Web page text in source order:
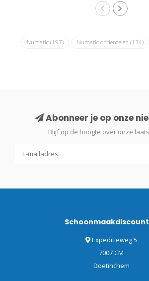
Numatic (197) Numatic onderdelen (134)
Abonneer je op onze
Blijf op de hoogte over onze
Expeditieweg 5
7007 CM
Doetinchem